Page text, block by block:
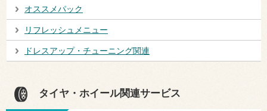
オススメパック
リフレッシュメニュー
ドレスアップ・チューニング関連
タイヤ・ホイール関連サービス